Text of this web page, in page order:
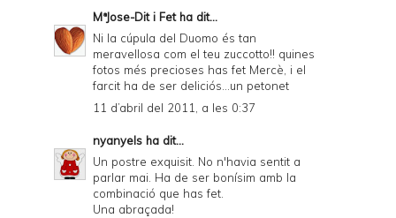
MªJose-Dit i Fetha dit...
Ni la cúpula del Duomo és tan
meravellosa com el teu zuccotto!! quines
fotos més precioses has fet Mercè, i el
farcit ha de ser deliciós...un petonet
11 d’abril del 2011, a les 0:37
nyanyels ha dit...
Un postre exquisit. No n'havia sentit a
parlar mai. Ha de ser bonísim amb la
combinació que has fet.
Una abraçada!